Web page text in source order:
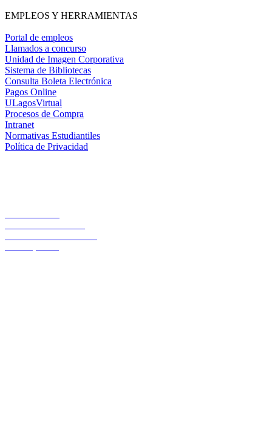
EMPLEOS Y HERRAMIENTAS
Portal de empleos
Llamados a concurso
Unidad de Imagen Corporativa
Sistema de Bibliotecas
Consulta Boleta Electrónica
Pagos Online
ULagosVirtual
Procesos de Compra
Intranet
Normativas Estudiantiles
Política de Privacidad